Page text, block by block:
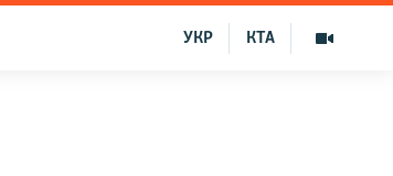
КТА
УКР